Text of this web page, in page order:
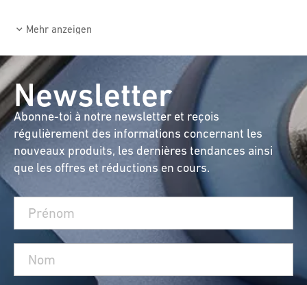
Mehr anzeigen
Newsletter
Abonne-toi à notre newsletter et reçois
régulièrement des informations concernant les
nouveaux produits, les dernières tendances ainsi
que les offres et réductions en cours.